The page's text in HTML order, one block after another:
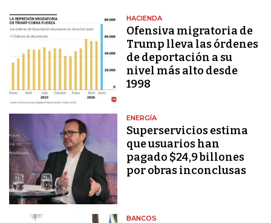
HACIENDA
Ofensiva migratoria de
Trump lleva las órdenes
de deportación a su
nivel más alto desde
1998
ENERGÍA
Superservicios estima
que usuarios han
pagado $24,9 billones
por obras inconclusas
BANCOS